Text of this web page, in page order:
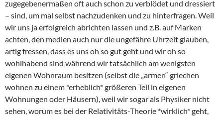
zugegebenermaßen oft auch schon zu verblödet und dressiert
– sind, um mal selbst nachzudenken und zu hinterfragen. Weil
wir uns ja erfolgreich abrichten lassen und z.B. auf Marken
achten, den medien auch nur die ungefähre Uhrzeit glauben,
artig fressen, dass es uns oh so gut geht und wir oh so
wohlhabend sind während wir tatsächlich am wenigsten
eigenen Wohnraum besitzen (selbst die „armen“ griechen
wohnen zu einem *erheblich* größeren Teil in eigenen
Wohnungen oder Häusern), weil wir sogar als Physiker nicht
sehen, worum es bei der Relativitäts-Theorie *wirklich* geht,